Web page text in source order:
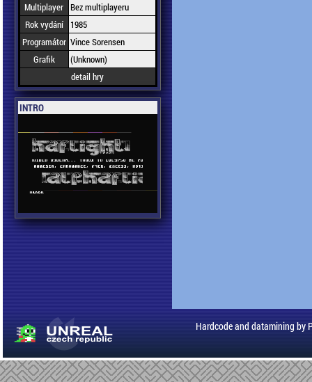
Multiplayer Bez multiplayeru
Rok vydání
1985
Programátor Vince Sorensen
Grafik
(Unknown)
detail hry
INTRO
Hardcode and datamining by